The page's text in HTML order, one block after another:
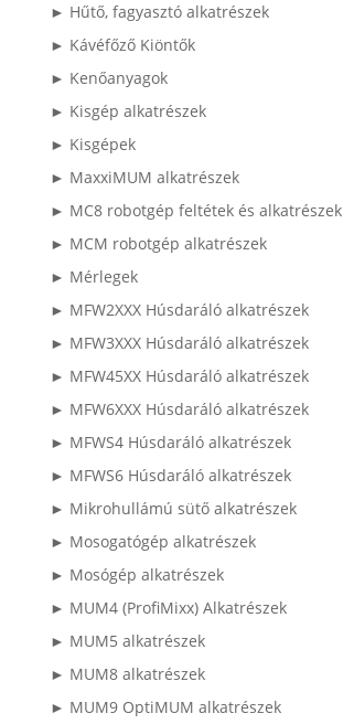
► Hűtő, fagyasztó alkatrészek
► Kávéfőző Kiöntők
► Kenőanyagok
► Kisgép alkatrészek
► Kisgépek
► MaxxiMUM alkatrészek
► MC8 robotgép feltétek és alkatrészek
► MCM robotgép alkatrészek
► Mérlegek
► MFW2XXX Húsdaráló alkatrészek
► MFW3XXX Húsdaráló alkatrészek
► MFW45XX Húsdaráló alkatrészek
► MFW6XXX Húsdaráló alkatrészek
► MFWS4 Húsdaráló alkatrészek
► MFWS6 Húsdaráló alkatrészek
► Mikrohullámú sütő alkatrészek
► Mosogatógép alkatrészek
► Mosógép alkatrészek
► MUM4 (ProfiMixx) Alkatrészek
► MUM5 alkatrészek
► MUM8 alkatrészek
► MUM9 OptiMUM alkatrészek